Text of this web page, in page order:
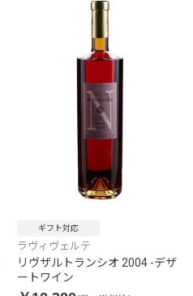
ギフト対応
ラヴィヴェルテ
リヴザルトランシオ 2004 -デザ
ートワイン